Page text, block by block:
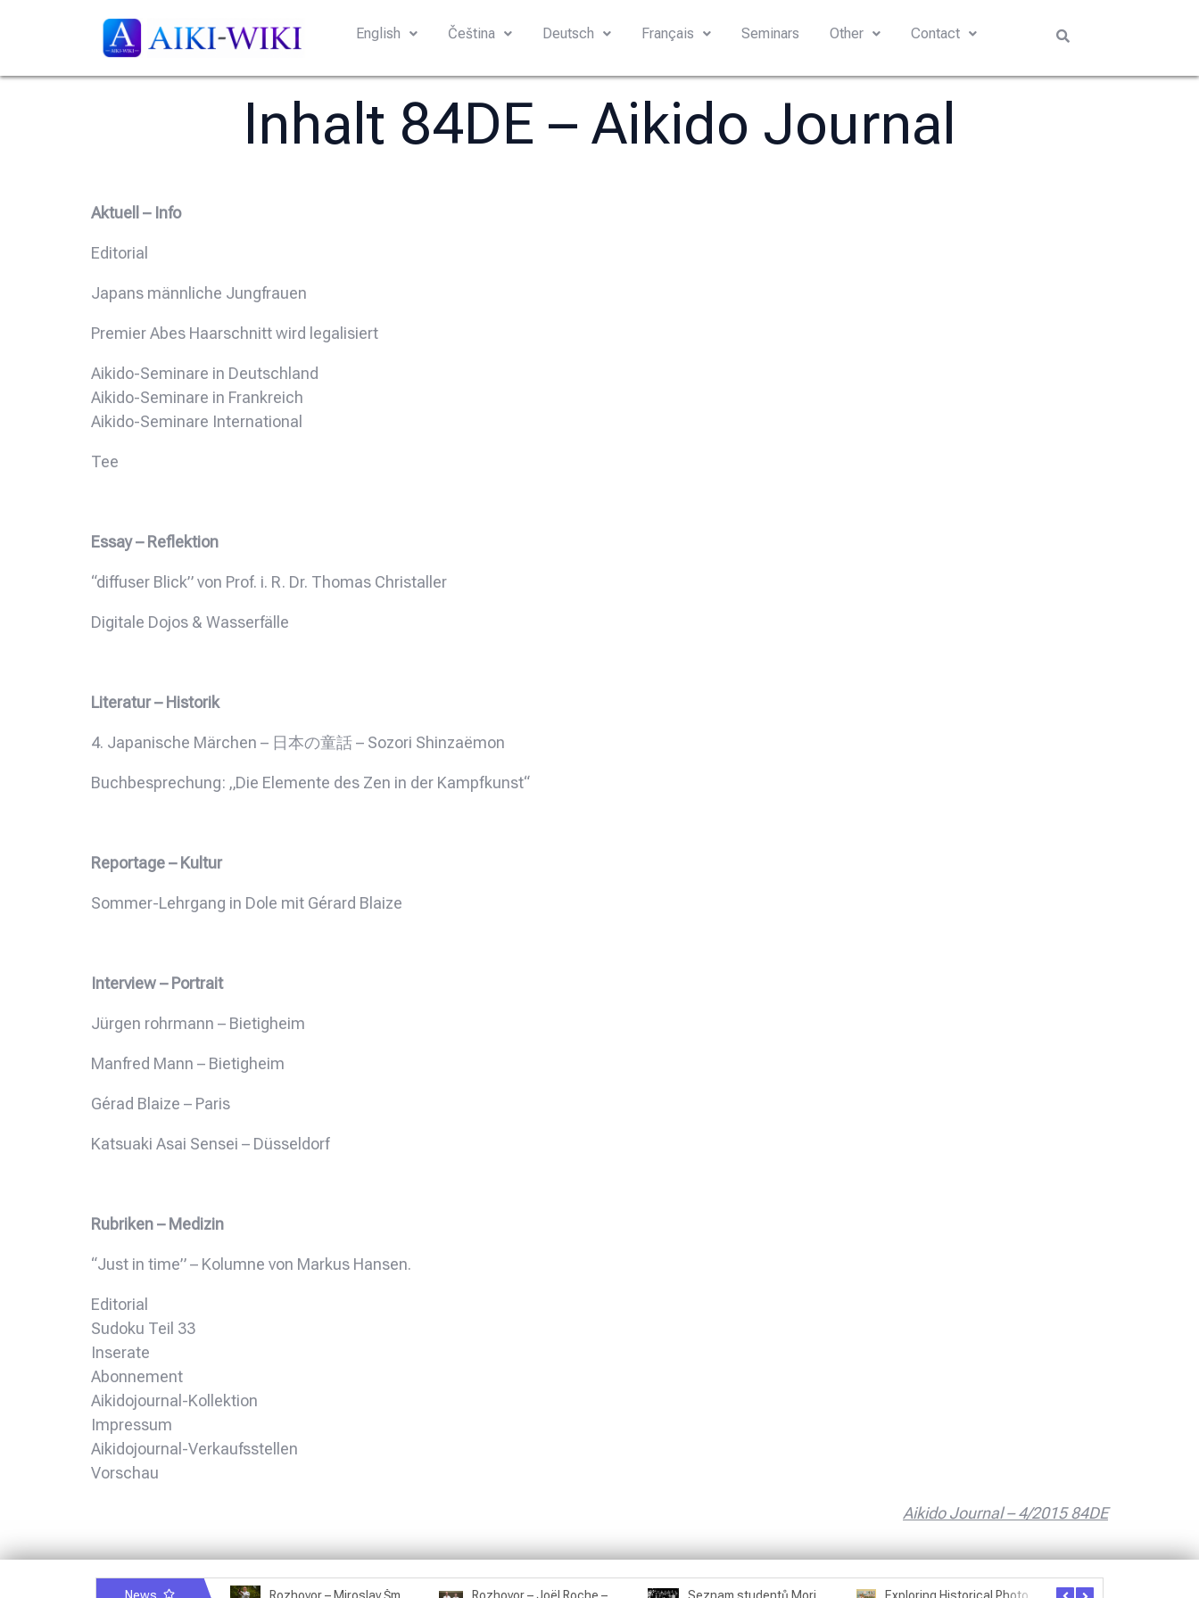
English Čeština Deutsch Français Seminars Other Contact
Inhalt 84DE – Aikido Journal
Aktuell – Info
Editorial
Japans männliche Jungfrauen
Premier Abes Haarschnitt wird legalisiert
Aikido-Seminare in Deutschland
Aikido-Seminare in Frankreich
Aikido-Seminare International
Tee
Essay – Reflektion
“diffuser Blick” von Prof. i. R. Dr. Thomas Christaller
Digitale Dojos & Wasserfälle
Literatur – Historik
4. Japanische Märchen – 日本の童話 – Sozori Shinzaëmon
Buchbesprechung: „Die Elemente des Zen in der Kampfkunst“
Reportage – Kultur
Sommer-Lehrgang in Dole mit Gérard Blaize
Interview – Portrait
Jürgen rohrmann – Bietigheim
Manfred Mann – Bietigheim
Gérad Blaize – Paris
Katsuaki Asai Sensei – Düsseldorf
Rubriken – Medizin
“Just in time” – Kolumne von Markus Hansen.
Editorial
Sudoku Teil 33
Inserate
Abonnement
Aikidojournal-Kollektion
Impressum
Aikidojournal-Verkaufsstellen
Vorschau
Aikido Journal – 4/2015 84DE